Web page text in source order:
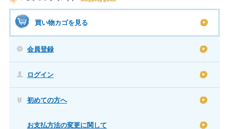
買い物カゴを見る
会員登録
ログイン
初めての方へ
お支払方法の変更に関して